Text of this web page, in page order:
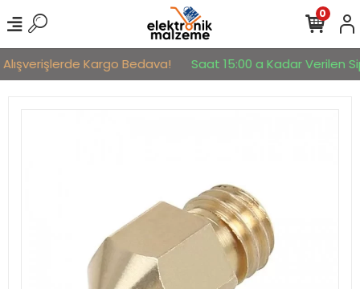
Kargo Bedava! Saat 15:00 a Kadar Verilen
0